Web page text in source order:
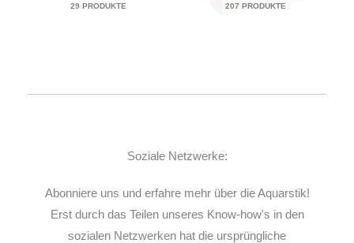
29 PRODUKTE 207 PRODUKTE
Soziale Netzwerke:
Abonniere uns und erfahre mehr über die Aquarstik!
Erst durch das Teilen unseres Know-how's in den
sozialen Netzwerken hat die ursprüngliche